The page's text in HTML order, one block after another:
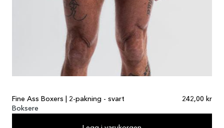
Fine Ass Boxers | 2-pakning - svart
242,00 kr
Boksere